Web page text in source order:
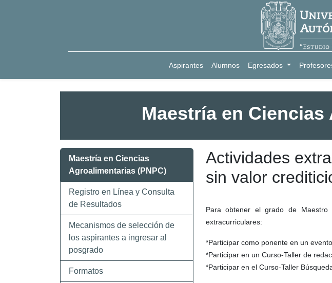
Aspirantes Alumnos Egresados
Maestría en
Maestría en Ciencias
Agroalimentarias (PNPC)
Registro en Línea y Consulta
de Resultados
Mecanismos de selección de
los aspirantes a ingresar al
posgrado
Formatos
Actividades
sin valor
Para obtener el grado de Maestro
extracurriculares:
*Participar como ponente en un
*Participar en un Curso-Taller de
*Participar en el Curso-Taller